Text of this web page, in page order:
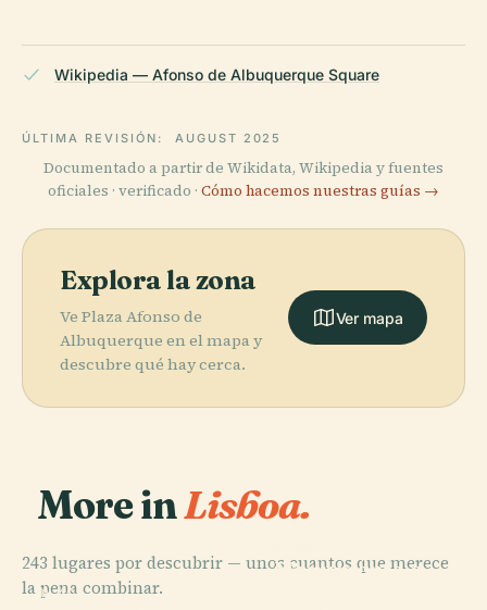
Wikipedia — Afonso de Albuquerque Square
ÚLTIMA REVISIÓN: AUGUST 2025
Documentado a partir de Wikidata, Wikipedia y fuentes
oficiales · verificado · Cómo hacemos nuestras guías →
Explora la zona
Ve Plaza Afonso de
Albuquerque en el mapa y
descubre qué hay cerca.
Ver mapa
More inLisboa.
243 lugares por descubrir — unos cuantos que merece
la pena combinar.
PLACE
Monumento a
PLACE
PLACE